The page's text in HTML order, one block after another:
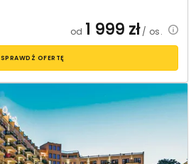
od 1 999 zł/ os.
SPRAWDŹ OFERTĘ